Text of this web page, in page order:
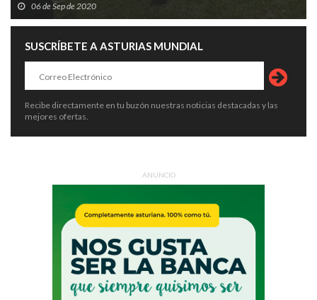
06 de Sep de 2020
SUSCRÍBETE A ASTURIAS MUNDIAL
Recibe directamente en tu buzón nuestras noticias destacadas y las
mejores ofertas.
ANUNCIO